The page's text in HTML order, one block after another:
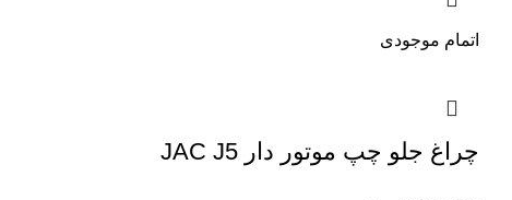
اتمام موجودی
چراغ جلو چپ موتور دار JAC J5